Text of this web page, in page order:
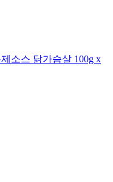
소스 닭가슴살 100g x